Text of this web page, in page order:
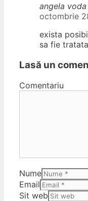
angela voda
octombrie
exista
sa fie
Lasă un
Comentariu
Nume
Email
Sit web